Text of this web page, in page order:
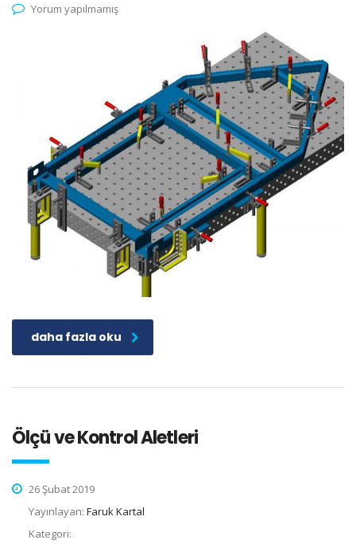
Yorum yapılmamış
daha fazla oku
Ölçü ve Kontrol Aletleri
26 Şubat 2019
Yayınlayan: Faruk Kartal
Kategori: